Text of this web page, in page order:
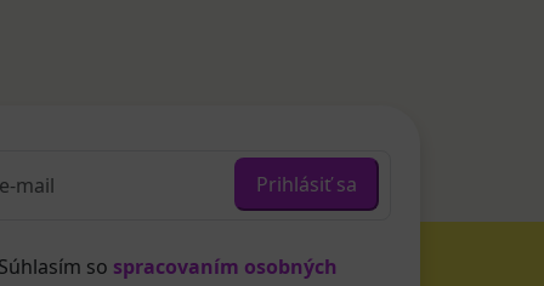
Prihlásiť sa
Súhlasím so spracovaním osobných